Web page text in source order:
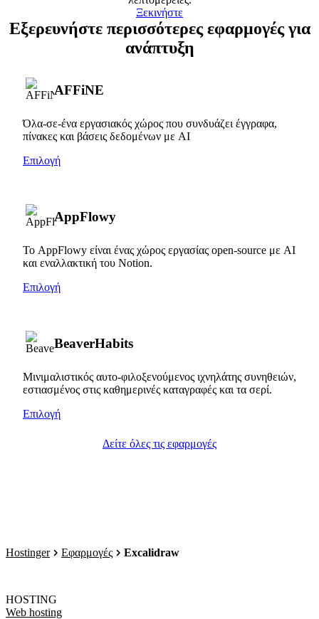
Ξεκινήστε
Εξερευνήστε περισσότερες εφαρμογές για
ανάπτυξη
AFFiNE
Όλα-σε-ένα εργασιακός χώρος που συνδυάζει έγγραφα,
πίνακες και βάσεις δεδομένων με AI
Επιλογή
AppFlowy
Το AppFlowy είναι ένας χώρος εργασίας open-source με AI
και εναλλακτική του Notion.
Επιλογή
BeaverHabits
Μινιμαλιστικός αυτο-φιλοξενούμενος ιχνηλάτης συνηθειών,
εστιασμένος στις καθημερινές καταγραφές και τα σερί.
Επιλογή
Δείτε όλες τις εφαρμογές
Hostinger Εφαρμογές Excalidraw
HOSTING
Web hosting